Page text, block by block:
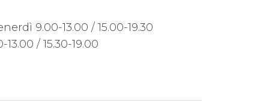
9.00-13.00 / 15.00-19.30
/ 15.30-19.00